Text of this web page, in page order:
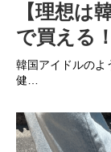
【理想は
で買える
韓国アイドルのよ
健…